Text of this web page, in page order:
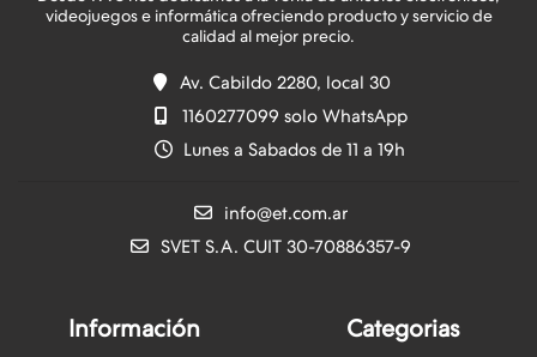
videojuegos e informática ofreciendo producto y servicio de
Av. Cabildo 2280, local 30
1160277099 solo WhatsApp
Lunes a Sabados de 11 a 19h
info@et.com.ar
SVET S.A. CUIT 30-70886357-9
Información Categorias